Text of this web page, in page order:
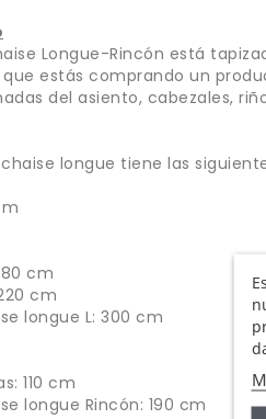
Longue-Rincón está
estás comprando un
del asiento, cabezales,
longue tiene las
cm
cm
longue L: 300 cm
110 cm
longue Rincón: 190 cm